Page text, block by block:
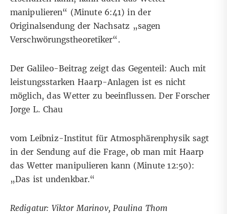
manipulieren“ (Minute 6:41) in der
Originalsendung der Nachsatz „sagen
Verschwörungstheoretiker“.
Der Galileo-Beitrag zeigt das Gegenteil: Auch mit
leistungsstarken Haarp-Anlagen ist es nicht
möglich, das Wetter zu beeinflussen. Der Forscher
Jorge L. Chau
vom Leibniz-Institut für Atmosphärenphysik sagt
in der Sendung auf die Frage, ob man mit Haarp
das Wetter manipulieren kann (Minute 12:50):
„Das ist undenkbar.“
Redigatur: Viktor Marinov, Paulina Thom